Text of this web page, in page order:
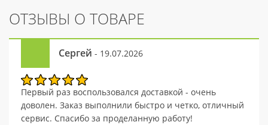
ОТЗЫВЫ О ТОВАРЕ
Сергей - 19.07.2026
Первый раз воспользовался доставкой - очень
доволен. Заказ выполнили быстро и четко, отличный
сервис. Спасибо за проделанную работу!